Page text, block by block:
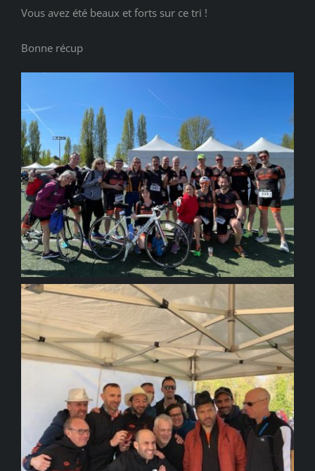
Vous avez été beaux et forts sur ce tri !
Bonne récup